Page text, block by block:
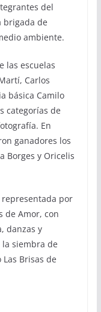
del
brigada de
ambiente.
las escuelas
Carlos
básica Camilo
categorías de
En
ganadores los
Borges y Oricelis
por
de Amor, con
danzas y
la siembra de
Brisas de